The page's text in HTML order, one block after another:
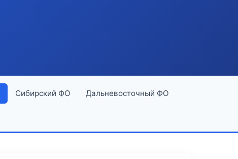
Сибирский ФО Дальневосточный ФО